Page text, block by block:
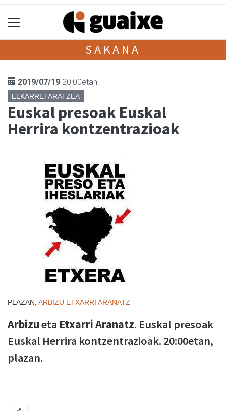
SAKANA
2019/07/19 20:00etan
ELKARRETARATZEA
Euskal presoak Euskal
Herrira kontzentrazioak
PLAZAN, ARBIZU ETXARRI ARANATZ
Arbizueta Etxarri Aranatz. Euskal presoak
Euskal Herrira kontzentrazioak. 20:00etan,
plazan.